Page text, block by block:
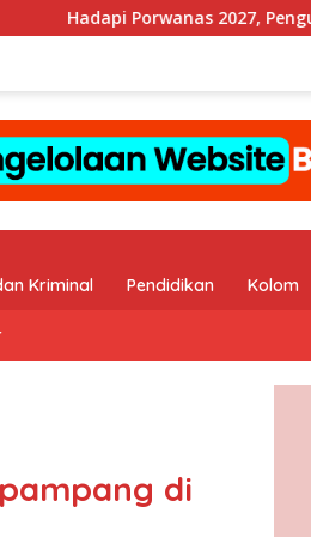
2027, Pengurus PWI Jaya
Kriminal Pendidikan Kolom
di